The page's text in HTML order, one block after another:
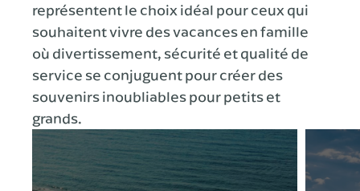
représentent le choix idéal pour ceux qui
souhaitent vivre des vacances en famille
où divertissement, sécurité et qualité de
service se conjuguent pour créer des
souvenirs inoubliables pour petits et
grands.